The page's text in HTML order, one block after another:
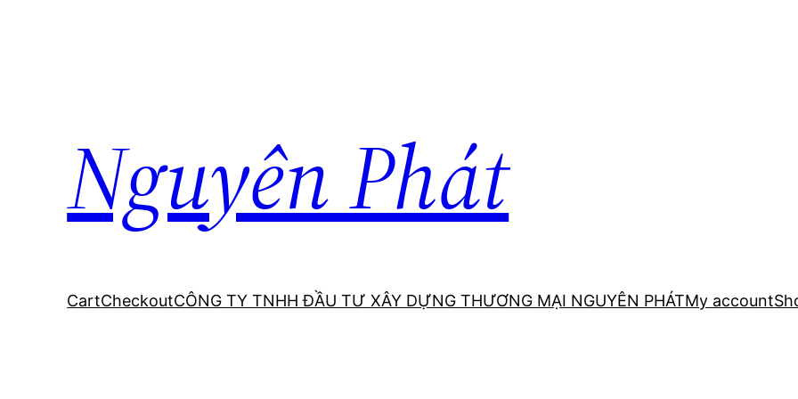
Nguyên Phát
CartCheckoutCÔNG TY TNHH ĐẦU TƯ XÂY DỰNG THƯƠNG MẠI NGUYÊN PHÁTMy account